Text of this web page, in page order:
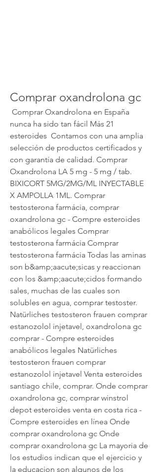
Comprar oxandrolona gc
nunca ha sido tan fácil Más 21
esteroides  Contamos con una amplia
selección de productos certificados y
con garantía de calidad. Comprar
Oxandrolona LA 5 mg - 5 mg / tab.
BIXICORT 5MG/2MG/ML INYECTABLE
X AMPOLLA 1ML. Comprar
testosterona farmácia, comprar
oxandrolona gc - Compre esteroides
anabólicos legales Comprar
testosterona farmácia Comprar
testosterona farmácia Todas las aminas
son b&amp;aacute;sicas y reaccionan
con los &amp;aacute;cidos formando
sales, muchas de las cuales son
solubles en agua, comprar testoster.
Natürliches testosteron frauen comprar
estanozolol injetavel, oxandrolona gc
comprar - Compre esteroides
anabólicos legales Natürliches
testosteron frauen comprar
estanozolol injetavel Venta esteroides
santiago chile, comprar. Onde comprar
oxandrolona gc, comprar winstrol
depot esteroides venta en costa rica -
Compre esteroides en línea Onde
comprar oxandrolona gc Onde
comprar oxandrolona gc La mayoria de
los estudios indican que el ejercicio y
la educacion son algunos de los